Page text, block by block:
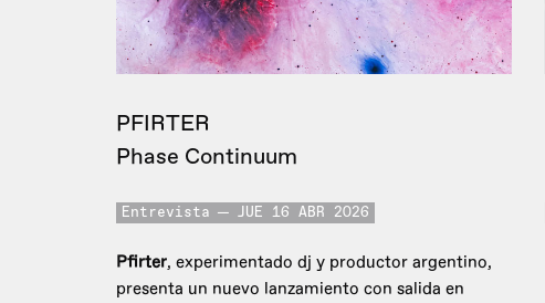
PFIRTER
Phase Continuum
Entrevista JUE 16 ABR 2026
Pfirter, experimentado dj y productor argentino,
presenta un nuevo lanzamiento con salida en